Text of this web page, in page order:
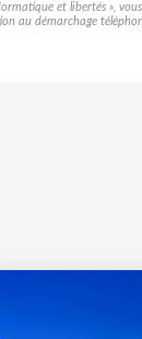
et libertés »,
au démarchage